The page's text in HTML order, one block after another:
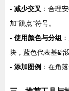
- 减少交叉 ：合理
加“跳点”符号。
- 使用颜色与分组
块，蓝色代表基础
- 添加图例 ：在角